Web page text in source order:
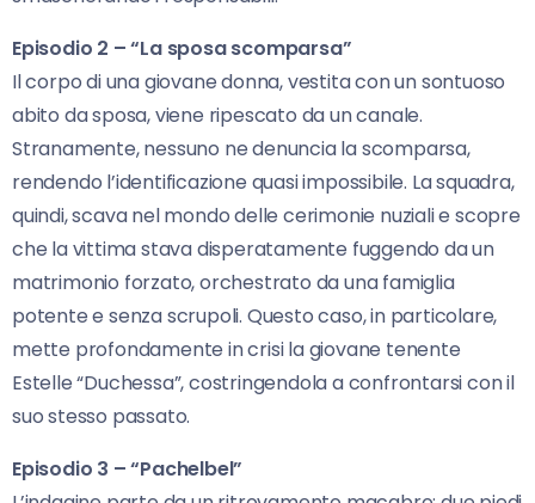
Episodio 2 – “La sposa scomparsa”
Il corpo di una giovane donna, vestita con un sontuoso
abito da sposa, viene ripescato da un canale.
Stranamente, nessuno ne denuncia la scomparsa,
rendendo l’identificazione quasi impossibile. La squadra,
quindi, scava nel mondo delle cerimonie nuziali e scopre
che la vittima stava disperatamente fuggendo da un
matrimonio forzato, orchestrato da una famiglia
potente e senza scrupoli. Questo caso, in particolare,
mette profondamente in crisi la giovane tenente
Estelle “Duchessa”, costringendola a confrontarsi con il
suo stesso passato.
Episodio 3 – “Pachelbel”